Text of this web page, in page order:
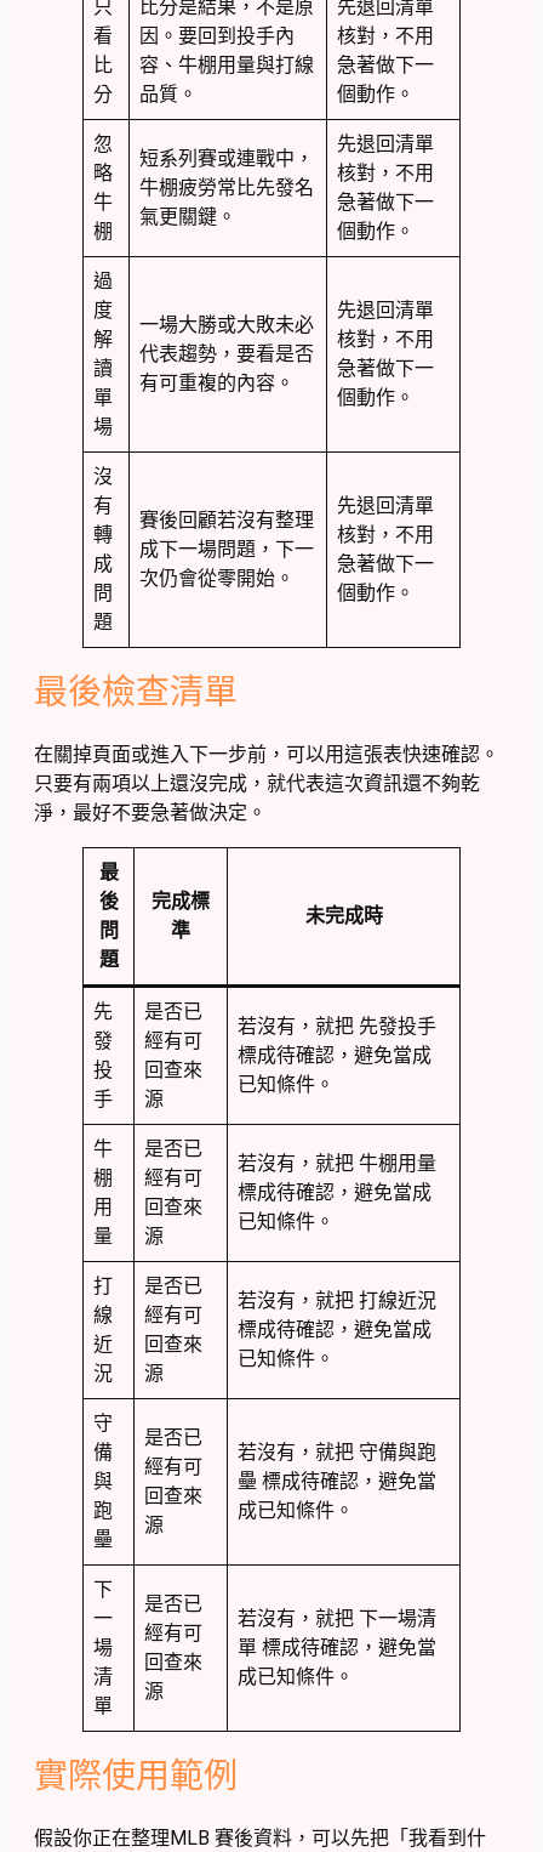
只
看
比
分
比分是結果，不是原
因。要回到投手內
容、牛棚用量與打線
品質。
先退回清單
核對，不用
急著做下一
個動作。
忽
略
牛
棚
短系列賽或連戰中，
牛棚疲勞常比先發名
氣更關鍵。
先退回清單
核對，不用
急著做下一
個動作。
過
度
解
讀
單
場
一場大勝或大敗未必
代表趨勢，要看是否
有可重複的內容。
先退回清單
核對，不用
急著做下一
個動作。
沒
有
轉
成
問
題
賽後回顧若沒有整理
成下一場問題，下一
次仍會從零開始。
先退回清單
核對，不用
急著做下一
個動作。
最後檢查清單
在關掉頁面或進入下一步前，可以用這張表快速確認。
只要有兩項以上還沒完成，就代表這次資訊還不夠乾
淨，最好不要急著做決定。
最
後
問
題
完成標
準
未完成時
先
發
投
手
是否已
經有可
回查來
源
若沒有，就把 先發投手
標成待確認，避免當成
已知條件。
牛
棚
用
量
是否已
經有可
回查來
源
若沒有，就把 牛棚用量
標成待確認，避免當成
已知條件。
打
線
近
況
是否已
經有可
回查來
源
若沒有，就把 打線近況
標成待確認，避免當成
已知條件。
守
備
與
跑
壘
是否已
經有可
回查來
源
若沒有，就把 守備與跑
壘 標成待確認，避免當
成已知條件。
下
一
場
清
單
是否已
經有可
回查來
源
若沒有，就把 下一場清
單 標成待確認，避免當
成已知條件。
實際使用範例
假設你正在整理MLB 賽後資料，可以先把「我看到什